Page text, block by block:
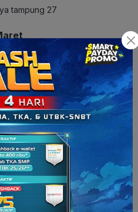
tampung 27
daya tampung 63
tampung 45
tampung 24
tampung 18
tampung 54
Diminati di UTBK
tampung 79
tampung 116